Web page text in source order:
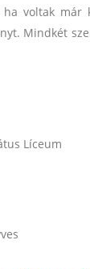
ha voltak
Mindkét
Líceum